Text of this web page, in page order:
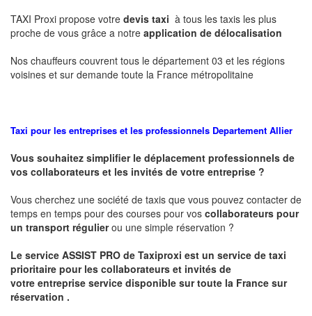
TAXI Proxi propose votre devis taxi à tous les taxis les plus
proche de vous grâce a notre application de délocalisation
Nos chauffeurs couvrent tous le département 03 et les régions
voisines et sur demande toute la France métropolitaine
Taxi pour les entreprises et les professionnels Departement Allier
Vous souhaitez simplifier le déplacement professionnels de
vos collaborateurs et les invités de votre entreprise ?
Vous cherchez une société de taxis que vous pouvez contacter de
temps en temps pour des courses pour vos collaborateurs pour
un transport régulierou une simple réservation ?
Le service ASSIST PRO de Taxiproxi est un service de taxi
prioritaire pour les collaborateurs et invités de
votre entreprise service disponible sur toute la France sur
réservation .